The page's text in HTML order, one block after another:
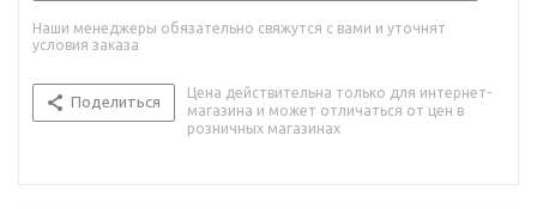
Наши менеджеры обязательно свяжутся с вами и уточнят
условия заказа
Поделиться
Цена действительна только для интернет-
магазина и может отличаться от цен в
розничных магазинах